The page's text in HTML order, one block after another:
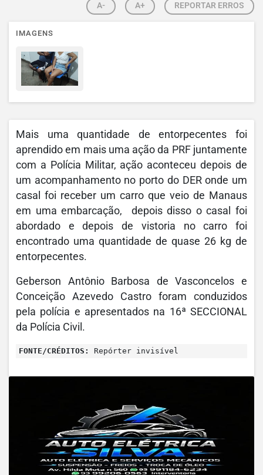
A- A+ REPORTAR ERROS
IMAGENS
Mais uma quantidade de entorpecentes foi
aprendido em mais uma ação da PRF juntamente
com a Polícia Militar, ação aconteceu depois de
um acompanhamento no porto do DER onde um
casal foi receber um carro que veio de Manaus
em uma embarcação, depois disso o casal foi
abordado e depois de vistoria no carro foi
encontrado uma quantidade de quase 26 kg de
entorpecentes.
Geberson Antônio Barbosa de Vasconcelos e
Conceição Azevedo Castro foram conduzidos
pela polícia e apresentados na 16ª SECCIONAL
da Polícia Civil.
FONTE/CRÉDITOS: Repórter invisível